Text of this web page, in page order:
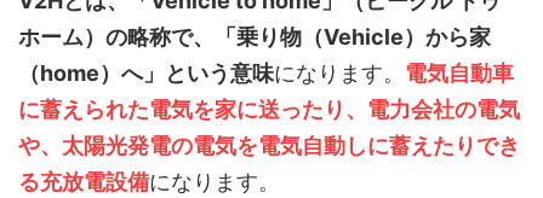
ホーム）の略称で、「乗り物（Vehicle）から家
（home）へ」という意味になります。 電気自動車
に蓄えられた電気を家に送ったり、電力会社の電気
や、太陽光発電の電気を電気自動しに蓄えたりでき
る充放電設備になります。